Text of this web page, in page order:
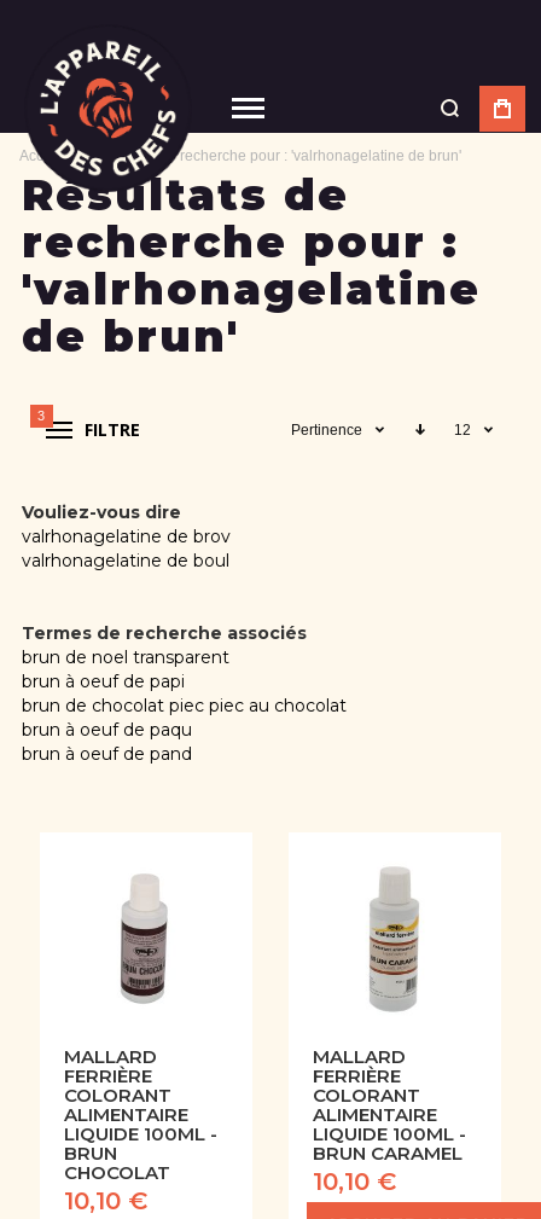
Accueil Résultats de recherche pour : 'valrhonagelatine de brun'
Résultats de
recherche pour :
'valrhonagelatine
de brun'
FILTRE
3
Pertinence 12
Vouliez-vous dire
valrhonagelatine de brov
valrhonagelatine de boul
Termes de recherche associés
brun de noel transparent
brun à oeuf de papi
brun de chocolat piec piec au chocolat
brun à oeuf de paqu
brun à oeuf de pand
MALLARD
FERRIÈRE
COLORANT
ALIMENTAIRE
LIQUIDE 100ML -
BRUN
CHOCOLAT
10,10 €
MALLARD
FERRIÈRE
COLORANT
ALIMENTAIRE
LIQUIDE 100ML -
BRUN CARAMEL
10,10 €